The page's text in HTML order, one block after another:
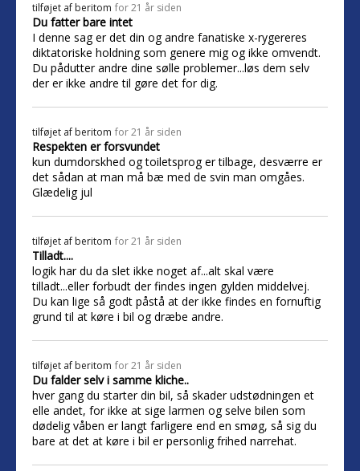
tilføjet af beritom for 21 år siden
Du fatter bare intet
I denne sag er det din og andre fanatiske x-rygereres
diktatoriske holdning som genere mig og ikke omvendt.
Du pådutter andre dine sølle problemer...løs dem selv
der er ikke andre til gøre det for dig.
tilføjet af beritom for 21 år siden
Respekten er forsvundet
kun dumdorskhed og toiletsprog er tilbage, desværre er
det sådan at man må bæ med de svin man omgåes.
Glædelig jul
tilføjet af beritom for 21 år siden
Tilladt....
logik har du da slet ikke noget af...alt skal være
tilladt...eller forbudt der findes ingen gylden middelvej.
Du kan lige så godt påstå at der ikke findes en fornuftig
grund til at køre i bil og dræbe andre.
tilføjet af beritom for 21 år siden
Du falder selv i samme kliche..
hver gang du starter din bil, så skader udstødningen et
elle andet, for ikke at sige larmen og selve bilen som
dødelig våben er langt farligere end en smøg, så sig du
bare at det at køre i bil er personlig frihed narrehat.